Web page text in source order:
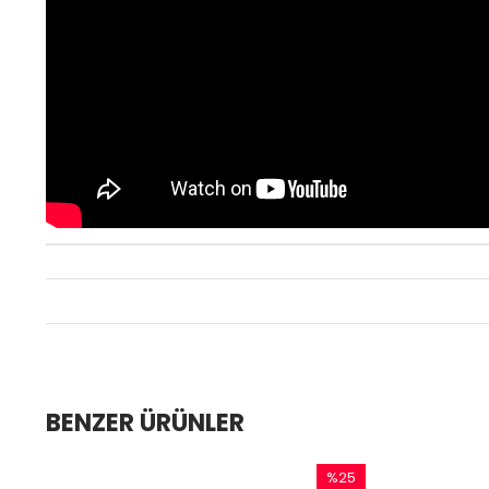
BENZER ÜRÜNLER
%25